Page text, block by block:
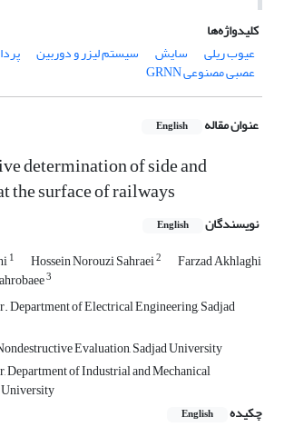
کلیدواژه‌ها
عیوب ریلی
سایش سیستم لیزر و دوربین
عصبی مصنوعی GRNN
عنوان مقاله English
determination of side and
the surface of railways
نویسندگان English
1 Hossein Norouzi Sahraei2 Farzad Akhlaghi
3
Department of Electrical Engineering, Sadjad
Evaluation, Sadjad University
Department of Industrial and Mechanical
چکیده
English